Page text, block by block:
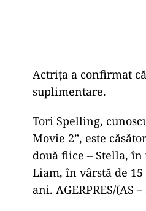
Actriţa a confirmat
suplimentare.
Tori Spelling,
Movie 2”, este
două fiice – Stella,
Liam, în vârstă de
ani. AGERPRES/